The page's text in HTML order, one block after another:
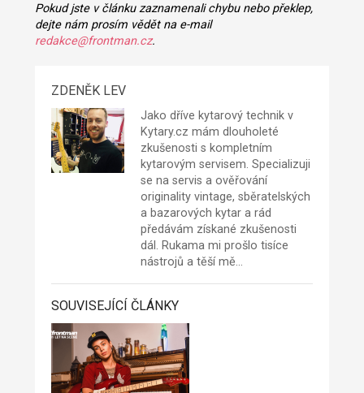
Pokud jste v článku zaznamenali chybu nebo překlep,
dejte nám prosím vědět na e-mail
redakce@frontman.cz.
ZDENĚK LEV
Jako dříve kytarový technik v
Kytary.cz mám dlouholeté
zkušenosti s kompletním
kytarovým servisem. Specializuji
se na servis a ověřování
originality vintage, sběratelských
a bazarových kytar a rád
předávám získané zkušenosti
dál. Rukama mi prošlo tisíce
nástrojů a těší mě…
SOUVISEJÍCÍ ČLÁNKY